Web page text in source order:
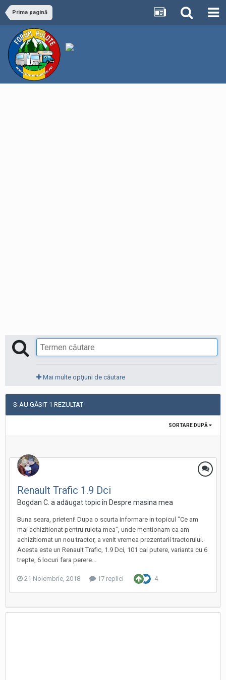
Prima pagină
Mai multe opţiuni de căutare
S-AU GĂSIT 1 REZULTAT
SORTARE DUPĂ
Renault Trafic 1.9 Dci
Bogdan C. a adăugat topic în Despre masina mea
Buna seara, prieteni! Dupa o scurta informare in topicul "Ce am
mai achizitionat pentru rulota mea", unde mentionam ca am
achizitiomat un nou tractor, a venit vremea prezentarii tractorului.
Acesta este un Renault Trafic, 1.9 Dci, 101 cai putere, varianta cu 6
trepte, 6 locuri fara perere...
21 Noiembrie, 2018 17 replici 4